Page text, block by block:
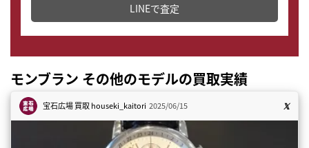
LINEで査定
モンブラン その他のモデルの買取実績
宝石広場 買取houseki_kaitori 2025/06/15